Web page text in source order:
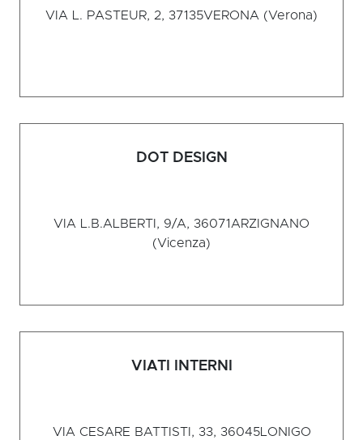
VIA L. PASTEUR, 2, 37135VERONA (Verona)
DOT DESIGN
VIA L.B.ALBERTI, 9/A, 36071ARZIGNANO
(Vicenza)
VIATI INTERNI
VIA CESARE BATTISTI, 33, 36045LONIGO